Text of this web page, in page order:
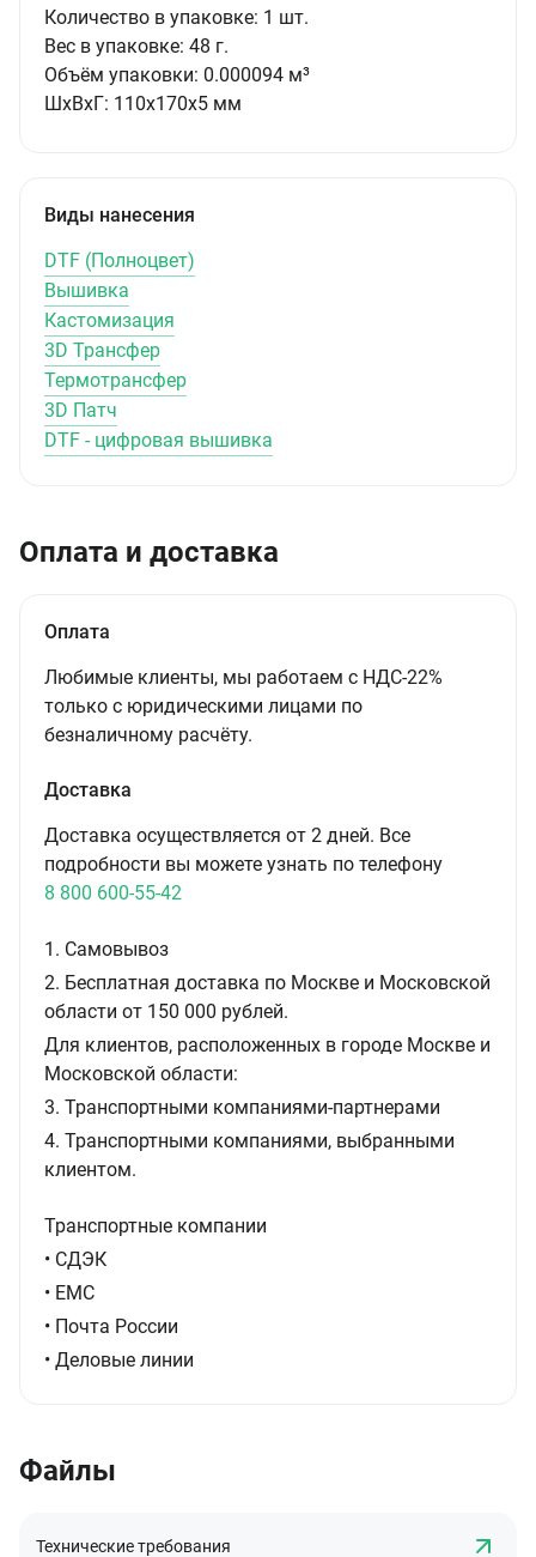
Количество в упаковке: 1 шт.
Вес в упаковке: 48 г.
Объём упаковки: 0.000094 м³
ШxВxГ: 110x170x5 мм
Виды нанесения
DTF (Полноцвет)
Вышивка
Кастомизация
3D Трансфер
Термотрансфер
3D Патч
DTF - цифровая вышивка
Оплата и доставка
Оплата
Любимые клиенты, мы работаем с НДС-22%
только с юридическими лицами по
безналичному расчёту.
Доставка
Доставка осуществляется от 2 дней. Все
подробности вы можете узнать по телефону
8 800 600-55-42
1. Самовывоз
2. Бесплатная доставка по Москве и Московской
области от 150 000 рублей.
Для клиентов, расположенных в городе Москве и
Московской области:
3. Транспортными компаниями-партнерами
4. Транспортными компаниями, выбранными
клиентом.
Транспортные компании
• СДЭК
• ЕМС
• Почта России
• Деловые линии
Файлы
Технические требования